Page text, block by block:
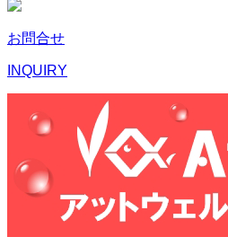
お問合せ
INQUIRY